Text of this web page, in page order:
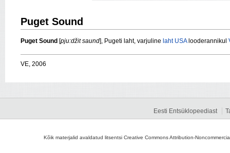
Puget Sound
Puget Sound [pju:džit saund], Pugeti laht, varjuline laht USAlooderannikul
VE, 2006
Eesti Entsüklopeediast
Kõik materjalid avaldatud litsentsi Creative Commons Attribution-